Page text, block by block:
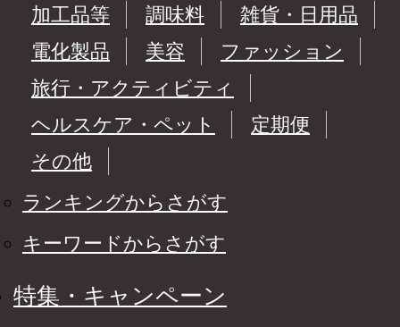
加工品等
調味料
雑貨・日用品
電化製品
美容
ファッション
旅行・アクティビティ
ヘルスケア・ペット
定期便
その他
ランキングからさがす
キーワードからさがす
特集・キャンペーン